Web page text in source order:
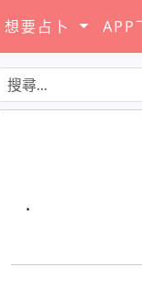
想要占卜 APP
·